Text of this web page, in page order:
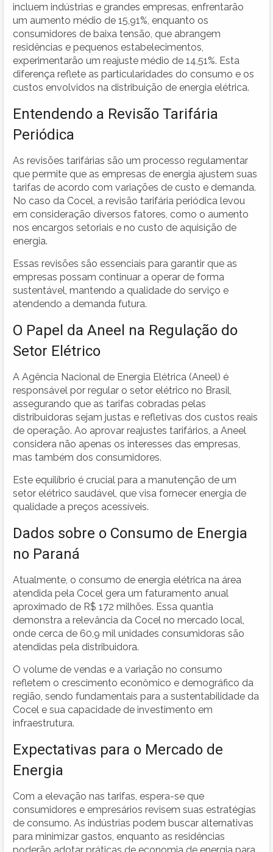
incluem indústrias e grandes empresas, enfrentarão
um aumento médio de 15,91%, enquanto os
consumidores de baixa tensão, que abrangem
residências e pequenos estabelecimentos,
experimentarão um reajuste médio de 14,51%. Esta
diferença reflete as particularidades do consumo e os
custos envolvidos na distribuição de energia elétrica.
Entendendo a Revisão Tarifária
Periódica
As revisões tarifárias são um processo regulamentar
que permite que as empresas de energia ajustem suas
tarifas de acordo com variações de custo e demanda.
No caso da Cocel, a revisão tarifária periódica levou
em consideração diversos fatores, como o aumento
nos encargos setoriais e no custo de aquisição de
energia.
Essas revisões são essenciais para garantir que as
empresas possam continuar a operar de forma
sustentável, mantendo a qualidade do serviço e
atendendo a demanda futura.
O Papel da Aneel na Regulação do
Setor Elétrico
A Agência Nacional de Energia Elétrica (Aneel) é
responsável por regular o setor elétrico no Brasil,
assegurando que as tarifas cobradas pelas
distribuidoras sejam justas e refletivas dos custos reais
de operação. Ao aprovar reajustes tarifários, a Aneel
considera não apenas os interesses das empresas,
mas também dos consumidores.
Este equilíbrio é crucial para a manutenção de um
setor elétrico saudável, que visa fornecer energia de
qualidade a preços acessíveis.
Dados sobre o Consumo de Energia
no Paraná
Atualmente, o consumo de energia elétrica na área
atendida pela Cocel gera um faturamento anual
aproximado de R$ 172 milhões. Essa quantia
demonstra a relevância da Cocel no mercado local,
onde cerca de 60,9 mil unidades consumidoras são
atendidas pela distribuidora.
O volume de vendas e a variação no consumo
refletem o crescimento econômico e demográfico da
região, sendo fundamentais para a sustentabilidade da
Cocel e sua capacidade de investimento em
infraestrutura.
Expectativas para o Mercado de
Energia
Com a elevação nas tarifas, espera-se que
consumidores e empresários revisem suas estratégias
de consumo. As indústrias podem buscar alternativas
para minimizar gastos, enquanto as residências
poderão adotar práticas de economia de energia para